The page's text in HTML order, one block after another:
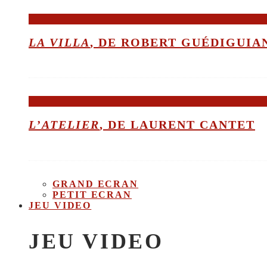
LA VILLA, DE ROBERT
L’ATELIER, DE LAURENT CANTET
GRAND ECRAN
PETIT ECRAN
JEU VIDEO
JEU VIDEO